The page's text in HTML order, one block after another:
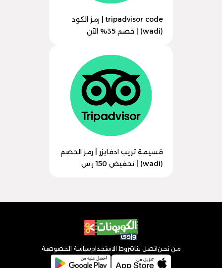
tripadvisor code | رمز الكود
(wadi) | خصم 35% الآن
قسيمة تريب ادفايزر | رمز الخصم
(wadi) | تخفيض 150 ر.س
من نحن اتصل بنا شروط الاستخدامسياسة الخصوصية